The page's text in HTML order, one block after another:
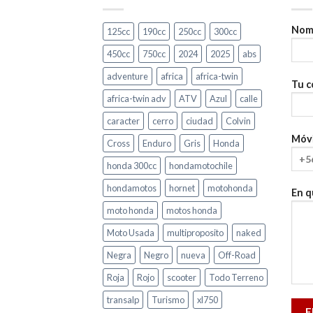
125cc 190cc 250cc
300cc
450cc
750cc 2024 2025
abs
adventure
africa
africa-twin
africa-twin adv
ATV Azul
calle
caracter
cerro ciudad
Colvin
Cross
Enduro Gris
Honda
honda 300cc
hondamotochile
hondamotos
hornet
motohonda
moto honda
motos honda
Moto Usada
multiproposito
naked
Negra
Negro nueva
Off-Road
Roja
Rojo scooter
Todo Terreno
transalp
Turismo xl750
Tu
En